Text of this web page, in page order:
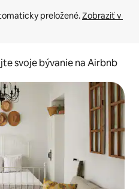
preložené. Zobraziť v
svoje bývanie na Airbnb